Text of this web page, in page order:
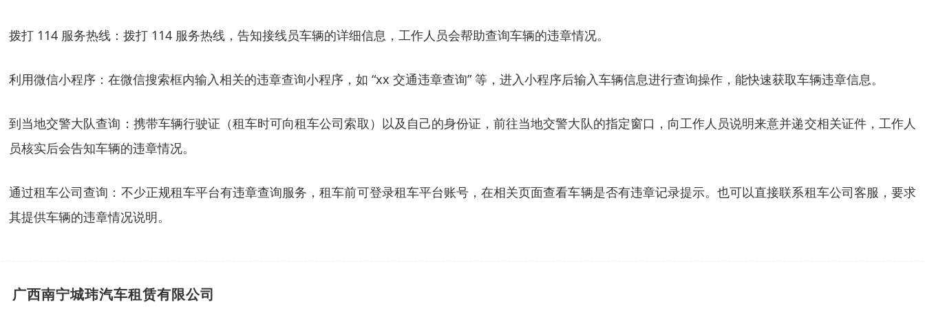
拨打 114 服务热线：拨打 114 服务热线，告知接线员车辆的详细信息，工作人员会帮助查询车辆的违章情况。
利用微信小程序：在微信搜索框内输入相关的违章查询小程序，如 “xx 交通违章查询” 等，进入小程序后输入车辆信息进行查询操作，能快速获取车辆违章信息。
到当地交警大队查询：携带车辆行驶证（租车时可向租车公司索取）以及自己的身份证，前往当地交警大队的指定窗口，向工作人员说明来意并递交相关证件，工作人
员核实后会告知车辆的违章情况。
通过租车公司查询：不少正规租车平台有违章查询服务，租车前可登录租车平台账号，在相关页面查看车辆是否有违章记录提示。也可以直接联系租车公司客服，要求
其提供车辆的违章情况说明。
广西南宁城玮汽车租赁有限公司